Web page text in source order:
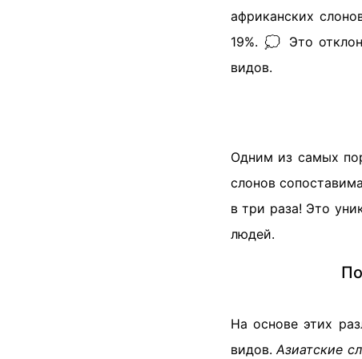
африканских
19%. 💭 Это
видов.
Одним из самых
слонов
в три раза! Это
людей.
На основе этих
видов.Азиатские